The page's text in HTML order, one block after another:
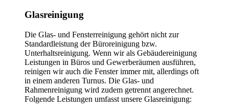
Glasreinigung
Die Glas- und Fensterreinigung gehört nicht zur
Standardleistung der Büroreinigung bzw.
Unterhaltsreinigung. Wenn wir als Gebäudereinigung
Leistungen in Büros und Gewerberäumen ausführen,
reinigen wir auch die Fenster immer mit, allerdings oft
in einem anderen Turnus. Die Glas- und
Rahmenreinigung wird zudem getrennt angerechnet.
Folgende Leistungen umfasst unsere Glasreinigung: